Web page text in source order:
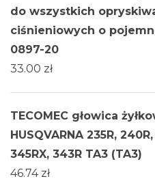
do wszystkich
ciśnieniowych o
0897-20
33.00 zł
TECOMEC głowica
HUSQVARNA 235R,
345RX, 343R TA3 (TA3)
46.74 zł